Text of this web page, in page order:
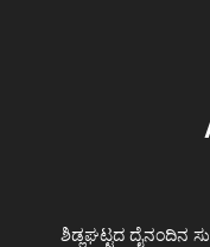
ಶಿಡ್ಲಘಟ್ಟದ ದೈನಂದಿನ